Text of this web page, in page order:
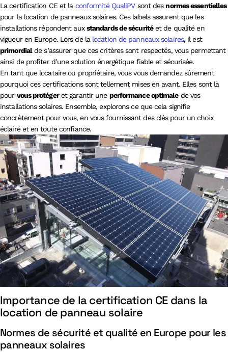
La certification CE et la conformité QualiPVsont desnormes essentielles
pour la location de panneaux solaires. Ces labels assurent que les
installations répondent auxstandards de sécuritéet de qualité en
vigueur en Europe. Lors de la location de panneaux solaires, il est
primordialde s’assurer que ces critères sont respectés, vous permettant
ainsi de profiter d’une solution énergétique fiable et sécurisée.
En tant que locataire ou propriétaire, vous vous demandez sûrement
pourquoi ces certifications sont tellement mises en avant. Elles sont là
pour vous protégeret garantir une performance optimalede vos
installations solaires. Ensemble, explorons ce que cela signifie
concrètement pour vous, en vous fournissant des clés pour un choix
éclairé et en toute confiance.
Importance de la certification CE dans la
location de panneau solaire
Normes de sécurité et qualité en Europe pour les
panneaux solaires